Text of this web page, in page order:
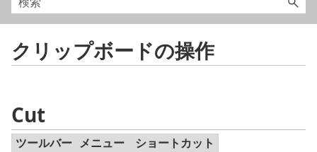
クリップボードの操作
Cut
ツールバー メニュー ショートカット